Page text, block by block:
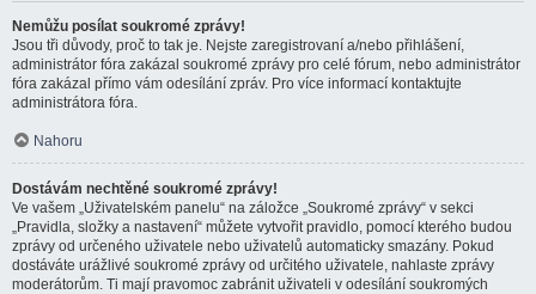
Nemůžu posílat soukromé zprávy!
Jsou tři důvody, proč to tak je. Nejste zaregistrovaní a/nebo přihlášení,
administrátor fóra zakázal soukromé zprávy pro celé fórum, nebo administrátor
fóra zakázal přímo vám odesílání zpráv. Pro více informací kontaktujte
administrátora fóra.
Nahoru
Dostávám nechtěné soukromé zprávy!
Ve vašem „Uživatelském panelu“ na záložce „Soukromé zprávy“ v sekci
„Pravidla, složky a nastavení“ můžete vytvořit pravidlo, pomocí kterého budou
zprávy od určeného uživatele nebo uživatelů automaticky smazány. Pokud
dostáváte urážlivé soukromé zprávy od určitého uživatele, nahlaste zprávy
moderátorům. Ti mají pravomoc zabránit uživateli v odesílání soukromých